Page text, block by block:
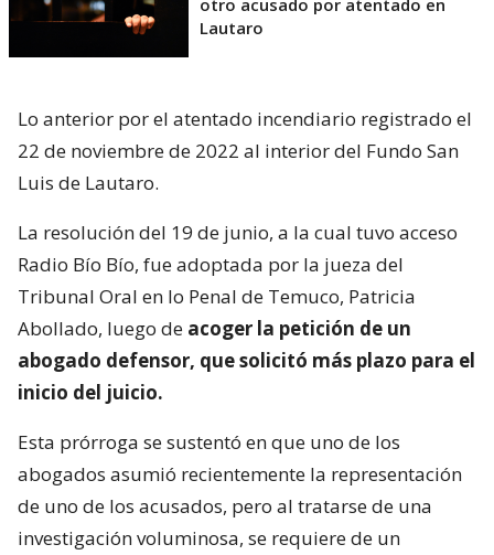
Lautaro
Lo anterior por el atentado incendiario registrado el
22 de noviembre de 2022 al interior del Fundo San
Luis de Lautaro.
La resolución del 19 de junio, a la cual tuvo acceso
Radio Bío Bío, fue adoptada por la jueza del
Tribunal Oral en lo Penal de Temuco, Patricia
Abollado, luego de acoger la petición de un
abogado defensor, que solicitó más plazo para el
inicio del juicio.
Esta prórroga se sustentó en que uno de los
abogados asumió recientemente la representación
de uno de los acusados, pero al tratarse de una
investigación voluminosa, se requiere de un